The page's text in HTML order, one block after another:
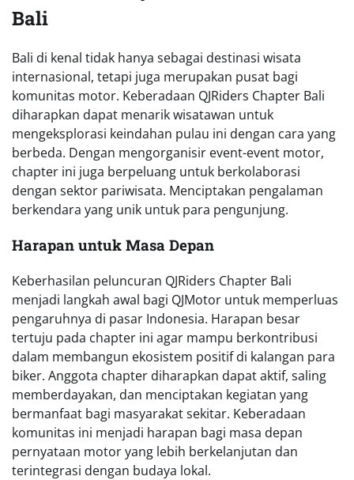
Bali
Bali di kenal tidak hanya sebagai destinasi wisata
internasional, tetapi juga merupakan pusat bagi
komunitas motor. Keberadaan QJRiders Chapter Bali
diharapkan dapat menarik wisatawan untuk
mengeksplorasi keindahan pulau ini dengan cara yang
berbeda. Dengan mengorganisir event-event motor,
chapter ini juga berpeluang untuk berkolaborasi
dengan sektor pariwisata. Menciptakan pengalaman
berkendara yang unik untuk para pengunjung.
Harapan untuk Masa Depan
Keberhasilan peluncuran QJRiders Chapter Bali
menjadi langkah awal bagi QJMotor untuk memperluas
pengaruhnya di pasar Indonesia. Harapan besar
tertuju pada chapter ini agar mampu berkontribusi
dalam membangun ekosistem positif di kalangan para
biker. Anggota chapter diharapkan dapat aktif, saling
memberdayakan, dan menciptakan kegiatan yang
bermanfaat bagi masyarakat sekitar. Keberadaan
komunitas ini menjadi harapan bagi masa depan
pernyataan motor yang lebih berkelanjutan dan
terintegrasi dengan budaya lokal.